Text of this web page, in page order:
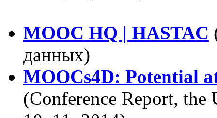
MOOC HQ | HASTAC
данных)
MOOCs4D: Potential
(Conference Report,